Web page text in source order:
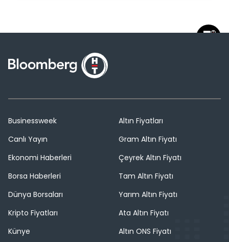
Businessweek
Canlı Yayın
Ekonomi Haberleri
Borsa Haberleri
Dünya Borsaları
Kripto Fiyatları
Künye
Altın Fiyatları
Gram Altın Fiyatı
Çeyrek Altın Fiyatı
Tam Altın Fiyatı
Yarım Altın Fiyatı
Ata Altın Fiyatı
Altın ONS Fiyatı